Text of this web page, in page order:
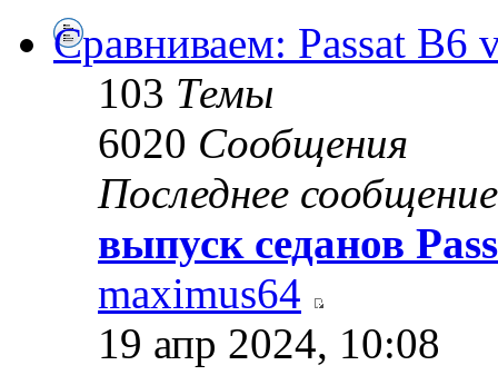
Сравниваем: Passat B6
103 Темы
6020 Сообщения
Последнее сообщение
выпуск седанов
maximus64
19 апр 2024, 10:08